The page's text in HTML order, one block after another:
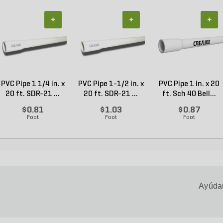
PVC Pipe 1 1/4 in. x
20 ft. SDR-21 ...
$0.81
Foot
+
PVC Pipe 1-1/2 in. x
20 ft. SDR-21 ...
$1.03
Foot
+
PVC Pipe 1 in. x 20
ft. Sch 40 Bell...
$0.87
Foot
+